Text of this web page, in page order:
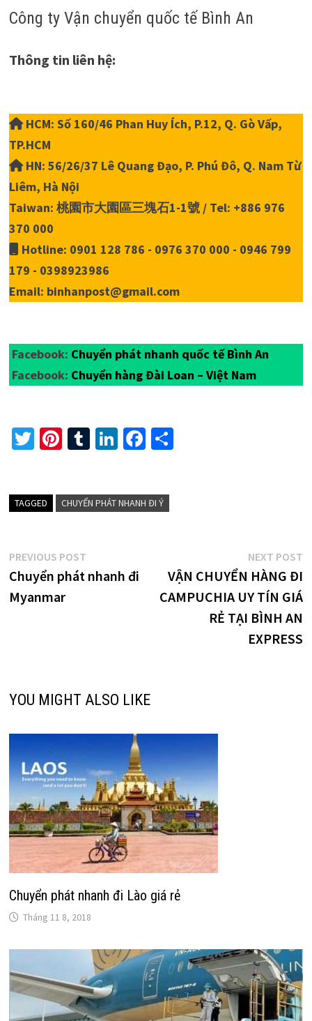
Công ty Vận chuyển quốc tế Bình An
Thông tin liên hệ:
HCM: Số 160/46 Phan Huy Ích, P.12, Q. Gò Vấp,
TP.HCM
HN: 56/26/37 Lê Quang Đạo, P. Phú Đô, Q. Nam Từ
Liêm, Hà Nội
Taiwan: 桃園市大園區三塊石1-1號 / Tel: +886 976
370 000
Hotline: 0901 128 786 - 0976 370 000 - 0946 799
179 - 0398923986
Email: binhanpost@gmail.com
Facebook: Chuyển phát nhanh quốc tế Bình An
Facebook: Chuyển hàng Đài Loan – Việt Nam
T
er
Pi
es
T
bl
Li
dI
Fa
o
S
TAGGED CHUYỂN PHÁT NHANH ĐI Ý
Điều
hướng
bài
PREVIOUS POSTPrevious
post:
Chuyển phát nhanh đi
Myanmar
NEXT POST
VẬN CHUYỂN HÀNG ĐI
CAMPUCHIA UY TÍN GIÁ
RẺ TẠI BÌNH AN
EXPRESS
YOU MIGHT ALSO LIKE
Chuyển phát nhanh đi Lào giá rẻ
Tháng 11 8, 2018